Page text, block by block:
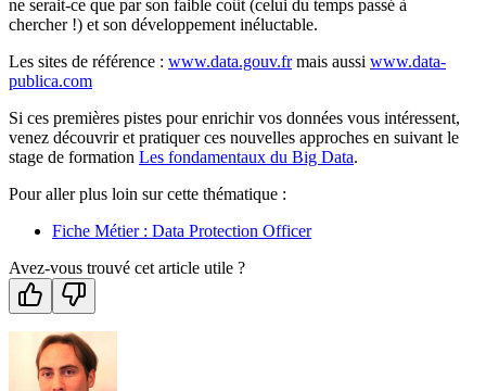
ne serait-ce que par son faible coût (celui du temps passé à
chercher !) et son développement inéluctable.
Les sites de référence : www.data.gouv.frmais aussi www.data-
publica.com
Si ces premières pistes pour enrichir vos données vous intéressent,
venez découvrir et pratiquer ces nouvelles approches en suivant le
stage de formation Les fondamentaux du Big Data.
Pour aller plus loin sur cette thématique :
Fiche Métier : Data Protection Officer
Avez-vous trouvé cet article utile ?